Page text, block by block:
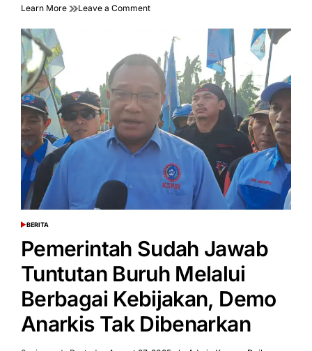
Learn More Leave a Commenton
Anarkis
28
Agustus,
Tuntutan
Sudah
Dijawab
Program
Pemerintah
POSTED
BERITA
Pemerintah Sudah Jawab
Tuntutan Buruh Melalui
Berbagai Kebijakan, Demo
Anarkis Tak Dibenarkan